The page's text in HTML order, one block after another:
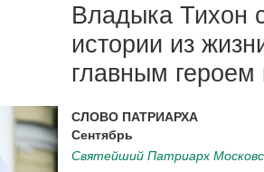
Владыка Тихон
истории из
главным героем
СЛОВО ПАТРИАРХА
Сентябрь
Святейший Патриарх